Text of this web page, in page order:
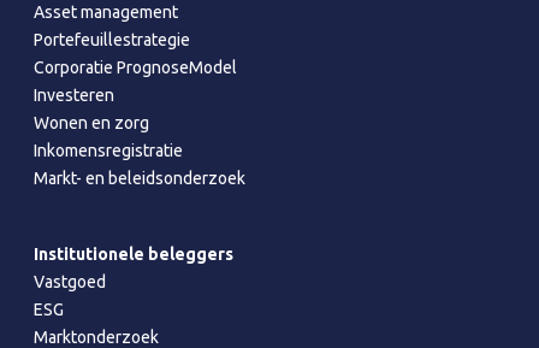
Asset management
Portefeuillestrategie
Corporatie PrognoseModel
Investeren
Wonen en zorg
Inkomensregistratie
Markt- en beleidsonderzoek
Institutionele beleggers
Vastgoed
ESG
Marktonderzoek